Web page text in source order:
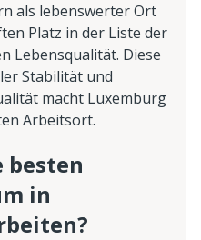
als lebenswerter Ort
Platz in der Liste der
Lebensqualität. Diese
Stabilität und
macht Luxemburg
Arbeitsort.
besten
in